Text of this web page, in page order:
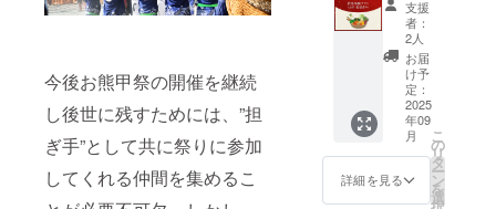
今後お熊甲祭の開催を継続
し後世に残すためには、”担
ぎ手”として共に祭りに参加
してくれる仲間を集めるこ
をメー
ルにて
お送り
しま
す。
【木
札】
2cmx8
cm程
度。能
米・野
菜作
り）》
農業体
験にご
招待し
ます（1
回）
【有効
期限】
2026年
支援
者：
2人
お届
け予
定：
2025
年09
月
詳細を見る
こ
の
リ
タ
ー
ン
を
選